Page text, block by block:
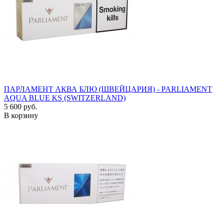
ПАРЛАМЕНТ АКВА БЛЮ (ШВЕЙЦАРИЯ) - PARLIAMENT
AQUA BLUE KS (SWITZERLAND)
5 600 руб.
В корзину